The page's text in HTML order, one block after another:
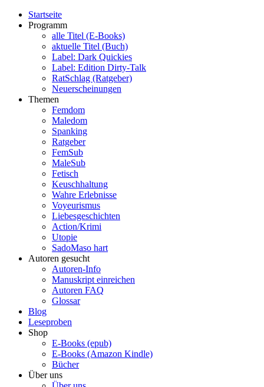
Startseite
Programm
alle Titel (E-Books)
aktuelle Titel (Buch)
Label: Dark Quickies
Label: Edition Dirty-Talk
RatSchlag (Ratgeber)
Neuerscheinungen
Themen
Femdom
Maledom
Spanking
Ratgeber
FemSub
MaleSub
Fetisch
Keuschhaltung
Wahre Erlebnisse
Voyeurismus
Liebesgeschichten
Action/Krimi
Utopie
SadoMaso hart
Autoren gesucht
Autoren-Info
Manuskript einreichen
Autoren FAQ
Glossar
Blog
Leseproben
Shop
E-Books (epub)
E-Books (Amazon Kindle)
Bücher
Über uns